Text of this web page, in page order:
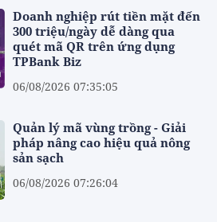
Doanh nghiệp rút tiền mặt đến
300 triệu/ngày dễ dàng qua
quét mã QR trên ứng dụng
TPBank Biz
06/08/2026 07:35:05
Quản lý mã vùng trồng - Giải
pháp nâng cao hiệu quả nông
sản sạch
06/08/2026 07:26:04